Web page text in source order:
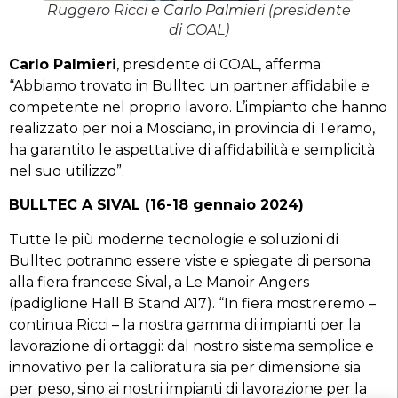
Ruggero Ricci e Carlo Palmieri (presidente
di COAL)
Carlo Palmieri, presidente di COAL, afferma:
“Abbiamo trovato in Bulltec un partner affidabile e
competente nel proprio lavoro. L’impianto che hanno
realizzato per noi a Mosciano, in provincia di Teramo,
ha garantito le aspettative di affidabilità e semplicità
nel suo utilizzo”.
BULLTEC A SIVAL (16-18 gennaio 2024)
Tutte le più moderne tecnologie e soluzioni di
Bulltec potranno essere viste e spiegate di persona
alla fiera francese Sival, a Le Manoir Angers
(padiglione Hall B Stand A17). “In fiera mostreremo –
continua Ricci – la nostra gamma di impianti per la
lavorazione di ortaggi: dal nostro sistema semplice e
innovativo per la calibratura sia per dimensione sia
per peso, sino ai nostri impianti di lavorazione per la